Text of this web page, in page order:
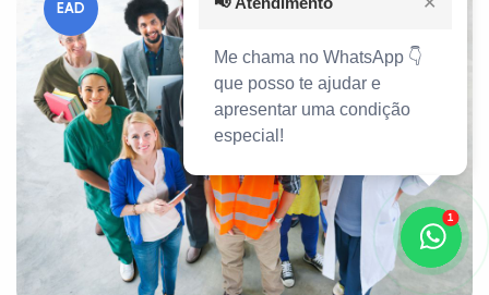
EAD
1
Me chama no WhatsApp 👇
que posso te ajudar e
apresentar uma condição
especial!